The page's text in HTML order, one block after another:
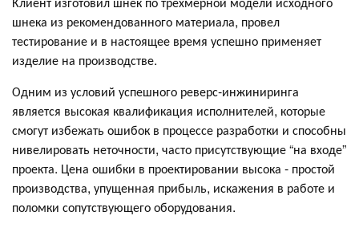
шнека из рекомендованного материала, провел
тестирование и в настоящее время успешно применяет
изделие на производстве.
Одним из условий успешного реверс-инжиниринга
является высокая квалификация исполнителей, которые
смогут избежать ошибок в процессе разработки и способны
нивелировать неточности, часто присутствующие “на входе”
проекта. Цена ошибки в проектировании высока - простой
производства, упущенная прибыль, искажения в работе и
поломки сопутствующего оборудования.